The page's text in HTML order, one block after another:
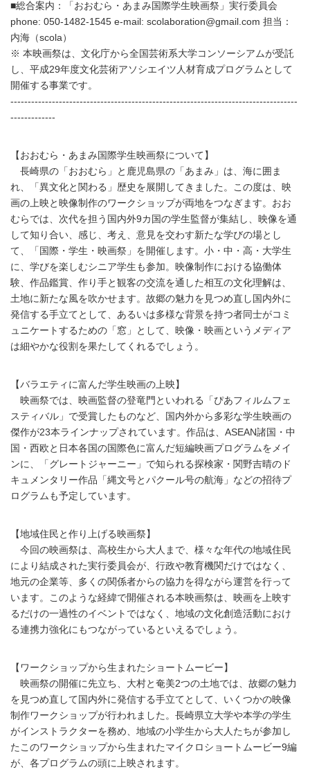
■総合案内：「おおむら・あまみ国際学生映画祭」実行委員会
phone: 050-1482-1545 e-mail: scolaboration@gmail.com 担当：
内海（scola）
※ 本映画祭は、文化庁から全国芸術系大学コンソーシアムが受託
し、平成29年度文化芸術アソシエイツ人材育成プログラムとして
開催する事業です。
-----------------------------------------------------------------------------------
-------------
【おおむら・あまみ国際学生映画祭について】
長崎県の「おおむら」と鹿児島県の「あまみ」は、海に囲ま
れ、「異文化と関わる」歴史を展開してきました。この度は、映
画の上映と映像制作のワークショップが両地をつなぎます。おお
むらでは、次代を担う国内外9カ国の学生監督が集結し、映像を通
して知り合い、感じ、考え、意見を交わす新たな学びの場とし
て、「国際・学生・映画祭」を開催します。小・中・高・大学生
に、学びを楽しむシニア学生も参加。映像制作における協働体
験、作品鑑賞、作り手と観客の交流を通した相互の文化理解は、
土地に新たな風を吹かせます。故郷の魅力を見つめ直し国内外に
発信する手立てとして、あるいは多様な背景を持つ者同士がコミ
ュニケートするための「窓」として、映像・映画というメディア
は細やかな役割を果たしてくれるでしょう。
【バラエティに富んだ学生映画の上映】
映画祭では、映画監督の登竜門といわれる「ぴあフィルムフェ
スティバル」で受賞したものなど、国内外から多彩な学生映画の
傑作が23本ラインナップされています。作品は、ASEAN諸国・中
国・西欧と日本各国の国際色に富んだ短編映画プログラムをメイ
ンに、「グレートジャーニー」で知られる探検家・関野吉晴のド
キュメンタリー作品「縄文号とパクール号の航海」などの招待プ
ログラムも予定しています。
【地域住民と作り上げる映画祭】
今回の映画祭は、高校生から大人まで、様々な年代の地域住民
により結成された実行委員会が、行政や教育機関だけではなく、
地元の企業等、多くの関係者からの協力を得ながら運営を行って
います。このような経緯で開催される本映画祭は、映画を上映す
るだけの一過性のイベントではなく、地域の文化創造活動におけ
る連携力強化にもつながっているといえるでしょう。
【ワークショップから生まれたショートムービー】
映画祭の開催に先立ち、大村と奄美2つの土地では、故郷の魅力
を見つめ直して国内外に発信する手立てとして、いくつかの映像
制作ワークショップが行われました。長崎県立大学や本学の学生
がインストラクターを務め、地域の小学生から大人たちが参加し
たこのワークショップから生まれたマイクロショートムービー9編
が、各プログラムの頭に上映されます。